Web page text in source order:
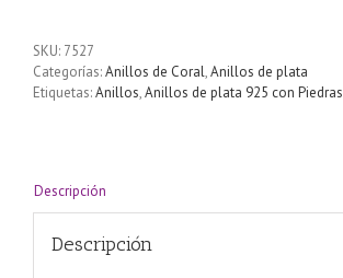
esponja
interior
cantidad
SKU: 7527
Categorías:Anillos de Coral,Anillos de plata
Etiquetas:Anillos,Anillos de plata 925 con Piedras
Descripción
Descripción